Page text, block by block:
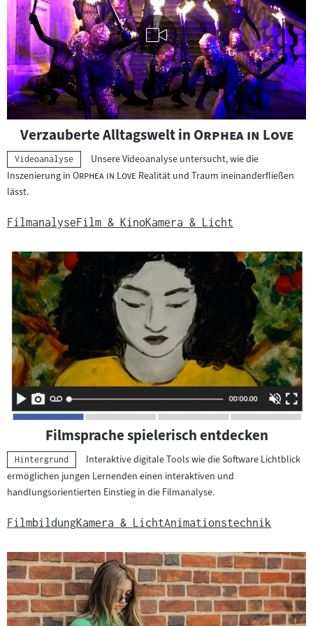
Visuelle
Inhalte
abspielen
Verzauberte Alltagswelt in "
Orphea in Love"
Kategorie:
Videoanalyse
Unsere Videoanalyse untersucht, wie die
Inszenierung in "
Orphea in Love "Realität und Traum ineinanderfließen
lässt.
FilmanalyseFilm & KinoKamera & Licht
Filmsprache spielerisch entdecken
Kategorie:
Hintergrund
Interaktive digitale Tools wie die Software Lichtblick
ermöglichen jungen Lernenden einen interaktiven und
handlungsorientierten Einstieg in die Filmanalyse.
FilmbildungKamera & LichtAnimationstechnik